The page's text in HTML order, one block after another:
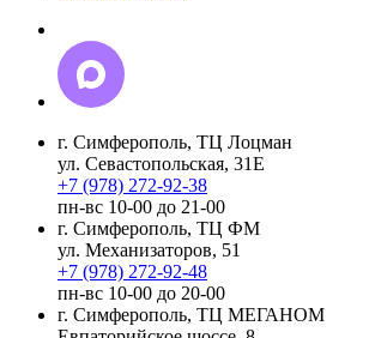
г. Симферополь, ТЦ Лоцман
ул. Севастопольская, 31Е
+7 (978) 272-92-38
пн-вс 10-00 до 21-00
г. Симферополь, ТЦ ФМ
ул. Механизаторов, 51
+7 (978) 272-92-48
пн-вс 10-00 до 20-00
г. Симферополь, ТЦ МЕГАНОМ